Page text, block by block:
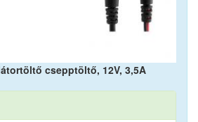
csepptöltő, 12V, 3,5A